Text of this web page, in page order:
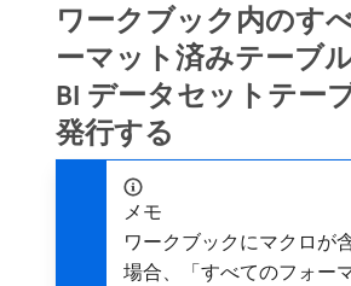
ワークブック内のす
ーマット済みテーブ
BI データセットテー
発行する
メモ
ワークブックにマクロが
場合、「すべてのフォー